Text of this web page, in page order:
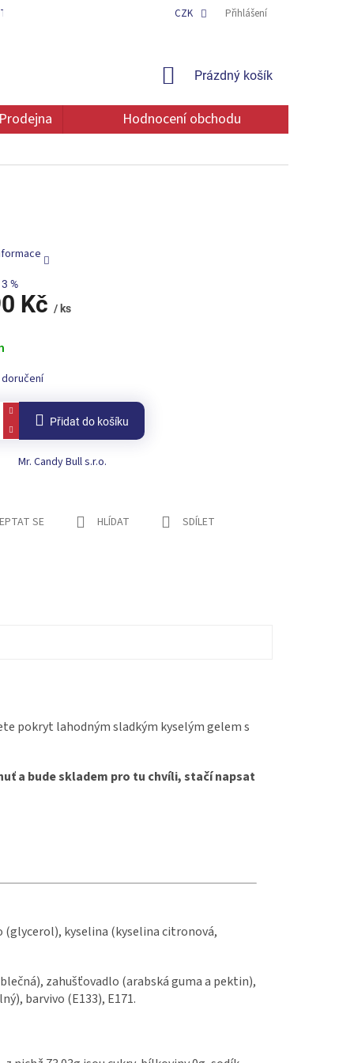
OCHRANA OSOBNÍCH ÚDAJŮCZK Přihlášení
NÁKUPNÍ
Prázdný košík
Prodejna Hodnocení obchodu
%
Kč / ks
Přidat do košíku
Mr. Candy Bull s.r.o.
SE HLÍDAT SDÍLET
pokryt lahodným sladkým kyselým gelem s
a bude skladem pro tu chvíli, stačí napsat
(glycerol), kyselina (kyselina citronová,
zahušťovadlo (arabská guma a pektin),
barvivo (E133), E171.